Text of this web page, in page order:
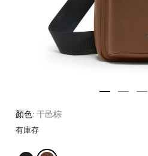
顏色: 干邑棕
有庫存